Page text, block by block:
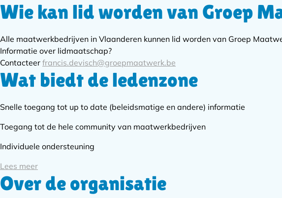
Subnavigatie
Wie kan lid worden van Groep
Alle maatwerkbedrijven in Vlaanderen kunnen lid worden van Groep
Informatie over lidmaatschap?
Contacteer francis.devisch@groepmaatwerk.be
Wat biedt de ledenzone
Snelle toegang tot up to date (beleidsmatige en andere) informatie
Toegang tot de hele community van maatwerkbedrijven
Individuele ondersteuning
Lees meer
Over de organisatie